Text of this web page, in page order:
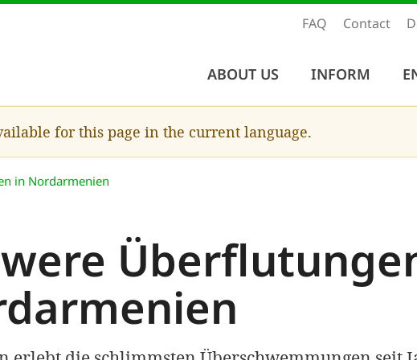
FAQ Contact
ABOUT US INFORM
for this page in the current language.
in Nordarmenien